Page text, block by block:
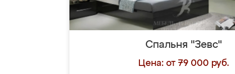
Спальня "Зевс"
Цена: от 79 000 руб.